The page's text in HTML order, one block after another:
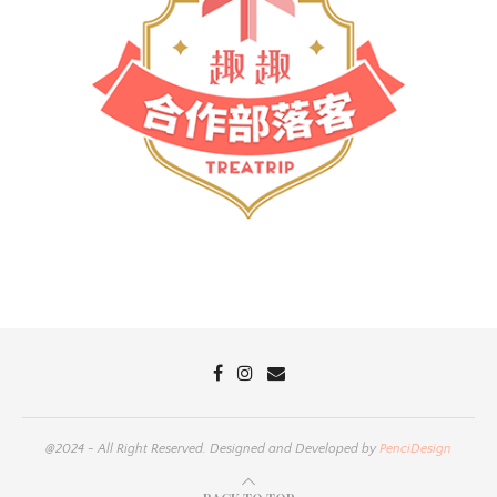
@2024 - All Right Reserved. Designed and Developed byPenciDesign